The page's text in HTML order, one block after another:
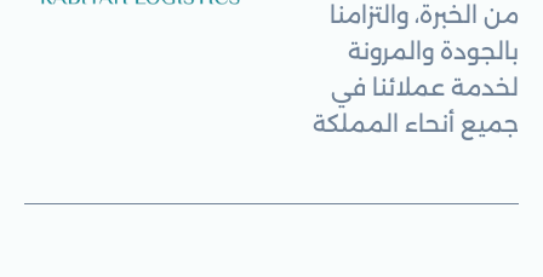
من الخبرة، والتزامنا
بالجودة والمرونة
لخدمة عملائنا في
جميع أنحاء المملكة